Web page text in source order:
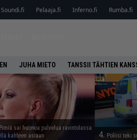
Soundi.fi Pelaaja.fi Inferno.fi Rumba.fi
JUHA MIETO TANSSII TÄHTIEN
sai huonoa palvelua ravintolassa
kahteen asiaan
4. Poliisi teki